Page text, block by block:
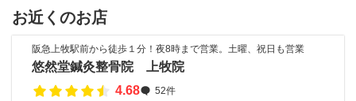
お近くのお店
阪急上牧駅前から徒歩１分！夜8時まで営業。土曜、祝日も営業
悠然堂鍼灸整骨院 上牧院
4.68
52件